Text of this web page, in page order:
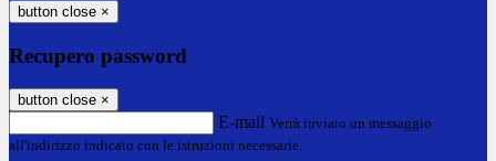
button close ×
Recupero password
button close ×
E-mail Verrà inviato un messaggio
all'indirizzo indicato con le istruzioni necessarie.